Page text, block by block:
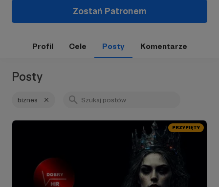
Zostań Patronem
Profil Cele Posty Komentarze
Posty
biznes
PRZYPIĘTY